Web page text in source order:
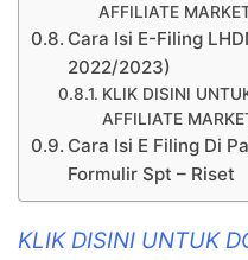
AFFILIATE
Cara Isi E-Filing
2022/2023)
KLIK DISINI
AFFILIATE
Cara Isi E Filing Di
Formulir Spt – Riset
KLIK DISINI UNTUK